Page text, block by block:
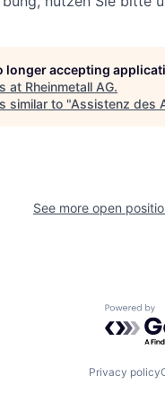
longer accepting
at Rheinmetall AG.
similar to "Assistenz des
See more open
Privacy policy